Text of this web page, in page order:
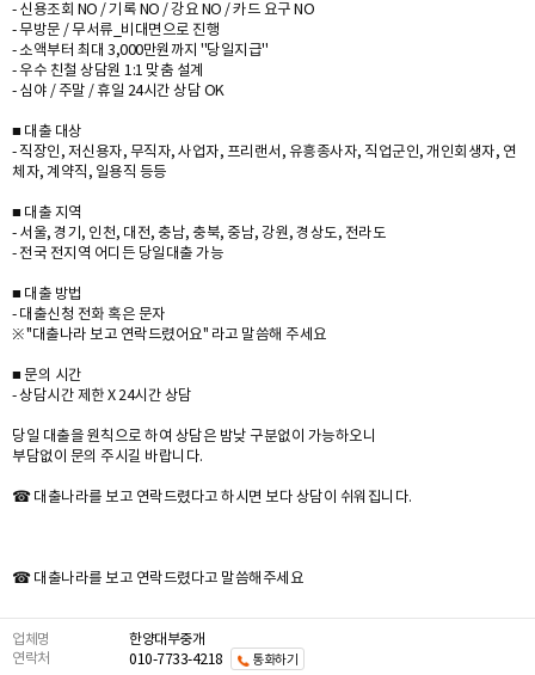
- 신용조회 NO / 기록 NO / 강요 NO / 카드 요구 NO
- 무방문 / 무서류_비대면으로 진행
- 소액부터 최대 3,000만원까지 ''당일지급''
- 우수 친철 상담원 1:1 맞춤 설계
- 심야 / 주말 / 휴일 24시간 상담 OK
■ 대출 대상
- 직장인, 저신용자, 무직자, 사업자, 프리랜서, 유흥종사자, 직업군인, 개인회생자, 연
체자, 계약직, 일용직 등등
■ 대출 지역
- 서울, 경기, 인천, 대전, 충남, 충북, 중남, 강원, 경상도, 전라도
- 전국 전지역 어디든 당일대출 가능
■ 대출 방법
- 대출신청 전화 혹은 문자
※ "대출나라 보고 연락드렸어요" 라고 말씀해 주세요
■ 문의 시간
- 상담시간 제한 X 24시간 상담
당일 대출을 원칙으로 하여 상담은 밤낮 구분없이 가능하오니
부담없이 문의 주시길 바랍니다.
☎ 대출나라를 보고 연락드렸다고 하시면 보다 상담이 쉬워집니다.
☎ 대출나라를 보고 연락드렸다고 말씀해주세요
업체명
한양대부중개
연락처
010-7733-4218 통화하기